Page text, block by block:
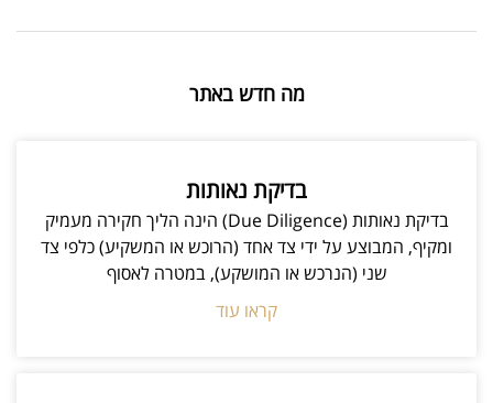
מה חדש באתר
בדיקת נאותות
בדיקת נאותות (Due Diligence) הינה הליך חקירה מעמיק
ומקיף, המבוצע על ידי צד אחד (הרוכש או המשקיע) כלפי צד
שני (הנרכש או המושקע), במטרה לאסוף
קראו עוד